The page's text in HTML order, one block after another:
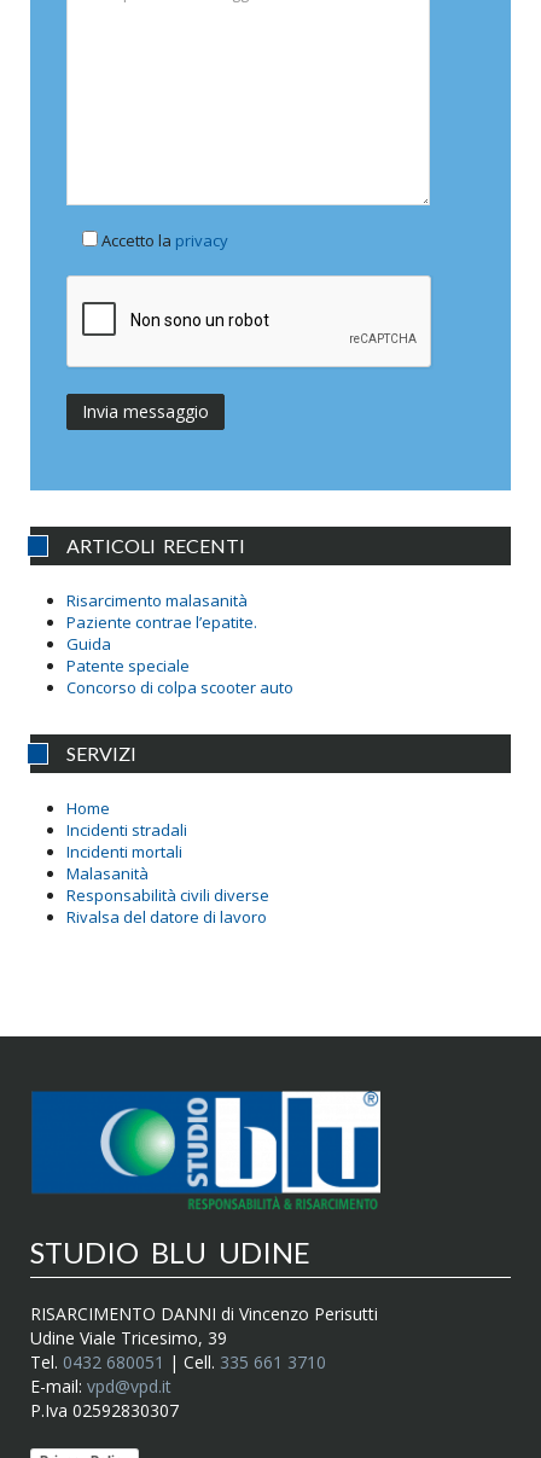
Accetto la privacy
ARTICOLI RECENTI
Risarcimento malasanità
Paziente contrae l’epatite.
Guida
Patente speciale
Concorso di colpa scooter auto
SERVIZI
Home
Incidenti stradali
Incidenti mortali
Malasanità
Responsabilità civili diverse
Rivalsa del datore di lavoro
STUDIO BLU UDINE
RISARCIMENTO DANNI di Vincenzo Perisutti
Udine Viale Tricesimo, 39
Tel. 0432 680051 | Cell. 335 661 3710
E-mail: vpd@vpd.it
P.Iva 02592830307